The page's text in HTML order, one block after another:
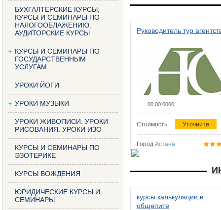
БУХГАЛТЕРСКИЕ КУРСЫ,
КУРСЫ И СЕМИНАРЫ ПО
НАЛОГООБЛАЖЕНИЮ.
АУДИТОРСКИЕ КУРСЫ
КУРСЫ И СЕМИНАРЫ ПО
ГОСУДАРСТВЕННЫМ
УСЛУГАМ
УРОКИ ЙОГИ
УРОКИ МУЗЫКИ
УРОКИ ЖИВОПИСИ. УРОКИ
РИСОВАНИЯ. УРОКИ ИЗО
КУРСЫ И СЕМИНАРЫ ПО
ЭЗОТЕРИКЕ
КУРСЫ ВОЖДЕНИЯ
ЮРИДИЧЕСКИЕ КУРСЫ И
СЕМИНАРЫ
Руководитель тур
00.00.0000
Стоимость: Уточните
Город Астана
курсы калькуляции в
общепите